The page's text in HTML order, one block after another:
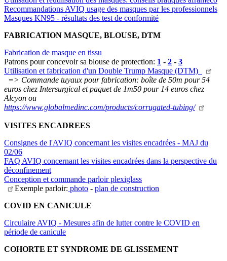
Recommandations AVIQ usage des masques par les professionnels
Masques KN95 - résultats des test de conformité
FABRICATION MASQUE, BLOUSE, DTM
Fabrication de masque en tissu
Patrons pour concevoir sa blouse de protection: 1 - 2 - 3
Utilisation et fabrication d'un Double Trump Masque (DTM)
=> Commande tuyaux pour fabrication: boîte de 50m pour 54
euros chez Intersurgical et paquet de 1m50 pour 14 euros chez
Alcyon ou
https://www.globalmedinc.com/products/corrugated-tubing/
VISITES ENCADREES
Consignes de l'AVIQ concernant les visites encadrées - MAJ du
02/06
FAQ AVIQ concernant les visites encadrées dans la perspective du
déconfinement
Conception et commande parloir plexiglass
Exemple parloir: photo -plan de construction
COVID EN CANICULE
Circulaire AVIQ - Mesures afin de lutter contre le COVID en
période de canicule
COHORTE ET SYNDROME DE GLISSEMENT